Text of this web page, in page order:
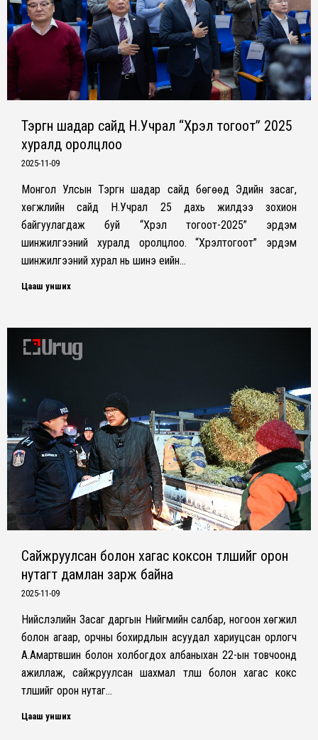
Тэргүүн шадар сайд Н.Учрал “Хүрэл тогоот” 2025
хуралд оролцлоо
2025-11-09
Монгол Улсын Тэргүүн шадар сайд бөгөөд Эдийн засаг,
хөгжлийн сайд Н.Учрал 25 дахь жилдээ зохион
байгуулагдаж буй “Хүрэл тогоот-2025” эрдэм
шинжилгээний хуралд оролцлоо. “Хүрэлтогоот” эрдэм
шинжилгээний хурал нь шинэ үеийн…
Цааш унших
Сайжруулсан болон хагас коксон түлшийг орон
нутагт дамлан зарж байна
2025-11-09
Нийслэлийн Засаг даргын Нийгмийн салбар, ногоон хөгжил
болон агаар, орчны бохирдлын асуудал хариуцсан орлогч
А.Амартүвшин болон холбогдох албаныхан 22-ын товчоонд
ажиллаж, сайжруулсан шахмал түлш болон хагас кокс
түлшийг орон нутаг…
Цааш унших